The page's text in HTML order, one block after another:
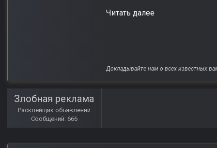
Читать далее
Докладывайте нам о всех известных
Злобная реклама
Расклейщик объявлений
Сообщений: 666